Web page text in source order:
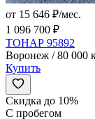
от 15 646 ₽/мес.
1 096 700 ₽
ТОНАР 95892
Воронеж / 80 000
Купить
Скидка до 10%
С пробегом